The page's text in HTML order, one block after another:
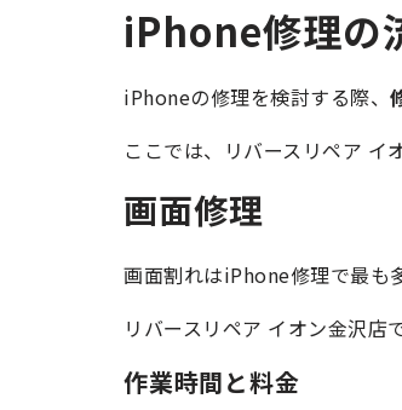
iPhone修理の
iPhoneの修理を検討する際、
ここでは、リバースリペア イ
画面修理
画面割れはiPhone修理で最も
リバースリペア イオン金沢店で
作業時間と料金